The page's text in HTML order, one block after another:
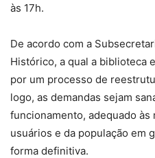
às 17h.
De acordo com a
Histórico, a qual a biblioteca
por um processo de
logo, as demandas sejam
funcionamento, adequado
usuários e da população em
forma definitiva.